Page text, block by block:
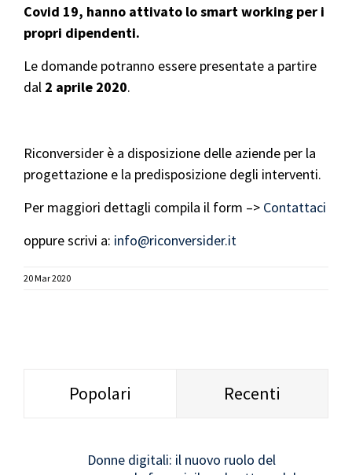
Covid 19, hanno attivato lo smart working per i
propri dipendenti.
Le domande potranno essere presentate a partire
dal 2 aprile 2020.
Riconversider è a disposizione delle aziende per la
progettazione e la predisposizione degli interventi.
Per maggiori dettagli compila il form –> Contattaci
oppure scrivi a: info@riconversider.it
20 Mar 2020
Popolari Recenti
Donne digitali: il nuovo ruolo del